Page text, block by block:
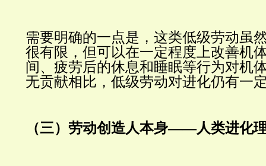
需要明确的一点是，这类低级劳动虽
很有限，但可以在一定程度上改善机
间、疲劳后的休息和睡眠等行为对机
无贡献相比，低级劳动对进化仍有一
（三）劳动创造人本身——人类进化